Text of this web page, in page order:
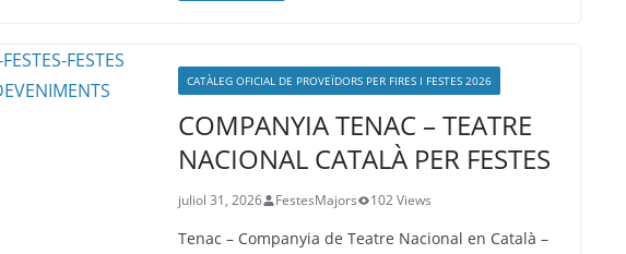
CATÀLEG OFICIAL DE PROVEÏDORS PER FIRES I FESTES 2026
COMPANYIA TENAC – TEATRE
NACIONAL CATALÀ PER FESTES
juliol 31, 2026 FestesMajors 102 Views
Tenac – Companyia de Teatre Nacional en Català –